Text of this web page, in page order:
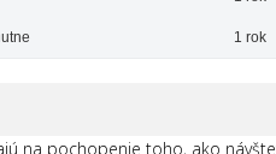
1 rok
na pochopenie toho, ako